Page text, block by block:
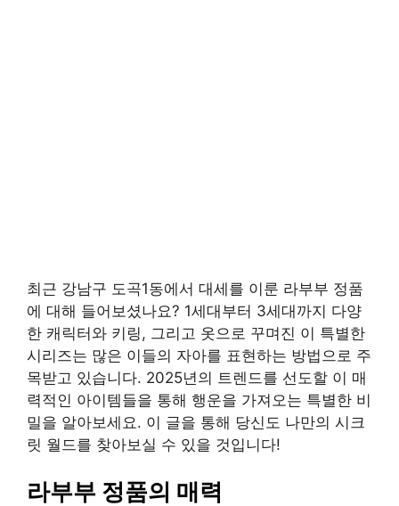
최근 강남구 도곡1동에서 대세를 이룬 라부부 정품
에 대해 들어보셨나요? 1세대부터 3세대까지 다양
한 캐릭터와 키링, 그리고 옷으로 꾸며진 이 특별한
시리즈는 많은 이들의 자아를 표현하는 방법으로 주
목받고 있습니다. 2025년의 트렌드를 선도할 이 매
력적인 아이템들을 통해 행운을 가져오는 특별한 비
밀을 알아보세요. 이 글을 통해 당신도 나만의 시크
릿 월드를 찾아보실 수 있을 것입니다!
라부부 정품의 매력